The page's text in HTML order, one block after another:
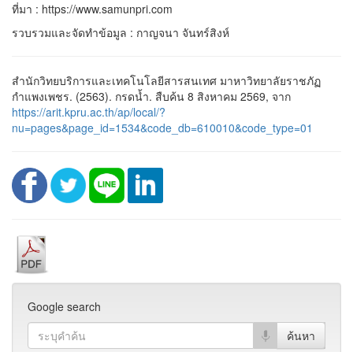
ที่มา : https://www.samunpri.com
รวบรวมและจัดทำข้อมูล : กาญจนา จันทร์สิงห์
สำนักวิทยบริการและเทคโนโลยีสารสนเทศ มาหาวิทยาลัยราชภัฏ
กำแพงเพชร. (2563). กรดน้ำ. สืบค้น 8 สิงหาคม 2569, จาก
https://arit.kpru.ac.th/ap/local/?
nu=pages&page_id=1534&code_db=610010&code_type=01
Google search